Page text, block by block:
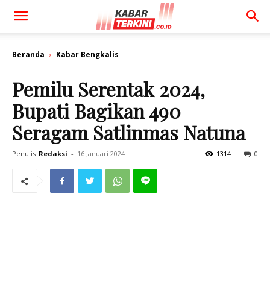
Beranda Kabar Bengkalis
Pemilu Serentak 2024,
Bupati Bagikan 490
Seragam Satlinmas Natuna
Penulis Redaksi - 16 Januari 2024 0
1314